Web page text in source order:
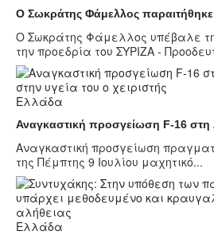
Ο Σωκράτης Φάμελλος
Ο Σωκράτης Φάμελλος υπέβαλε
την προεδρία του ΣΥΡΙΖΑ -
Ελλάδα
Αναγκαστική προσγείωση F-16
Αναγκαστική προσγείωση
της Πέμπτης 9 Ιουλίου μαχητικό...
Ελλάδα